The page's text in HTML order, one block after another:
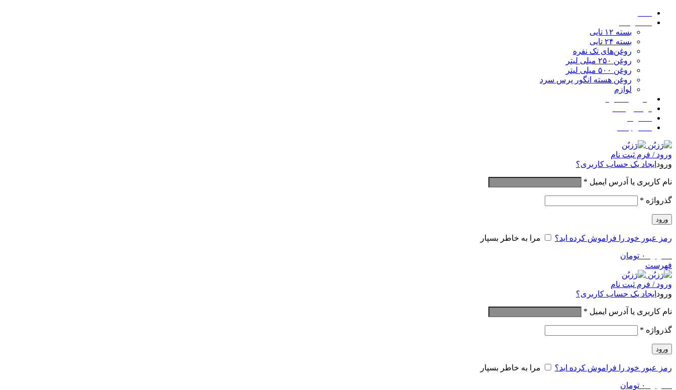
بسته ۱۲ تایی
بسته ۲۴ تایی
روغن‌های تک نفره
روغن ۲۵۰ میلی لیتر
روغن ۵۰۰ میلی لیتر
روغن هسته انگور پرس سرد
لوازم
ورود / فرم ثبت نام
ورود ایجاد یک حساب کاربری؟
نام کاربری یا آدرس ایمیل *
گذرواژه *
ورود
رمز عبور خود را فراموش کرده اید؟ مرا به خاطر بسپار
۰ تومان
فهرست
ورود / فرم ثبت نام
ورود ایجاد یک حساب کاربری؟
نام کاربری یا آدرس ایمیل *
گذرواژه *
ورود
رمز عبور خود را فراموش کرده اید؟ مرا به خاطر بسپار
۰ تومان